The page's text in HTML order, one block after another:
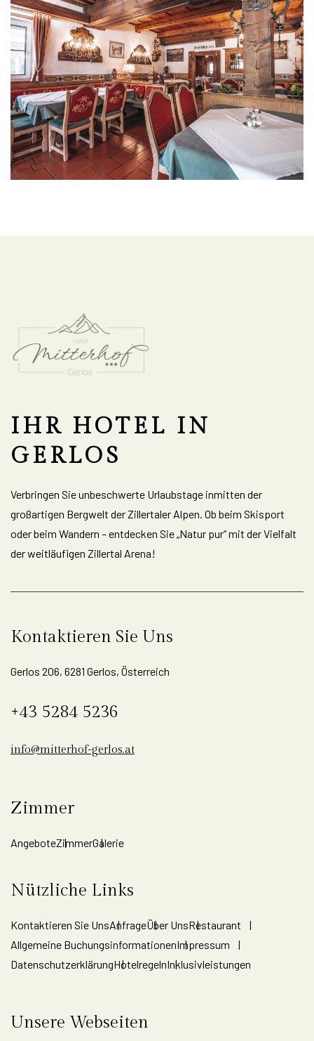
IHR HOTEL IN
GERLOS
Verbringen Sie unbeschwerte Urlaubstage inmitten der
großartigen Bergwelt der Zillertaler Alpen. Ob beim Skisport
oder beim Wandern – entdecken Sie „Natur pur“ mit der Vielfalt
der weitläufigen Zillertal Arena!
Kontaktieren Sie Uns
Gerlos 206, 6281 Gerlos, Österreich
+43 5284 5236
info@mitterhof-gerlos.at
Zimmer
AngeboteZimmerGalerie
Nützliche Links
Kontaktieren Sie UnsAnfrageÜber UnsRestaurant
Allgemeine BuchungsinformationenImpressum
DatenschutzerklärungHotelregelnInklusivleistungen
Unsere Webseiten